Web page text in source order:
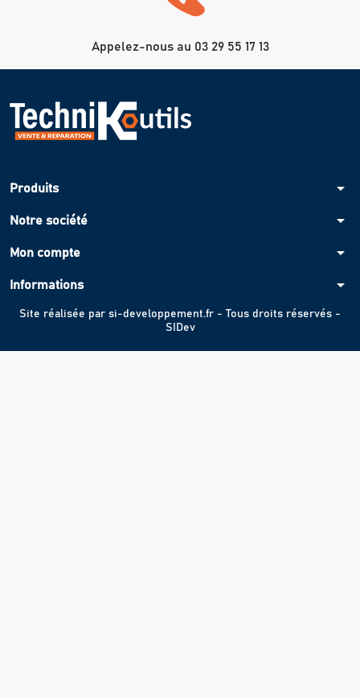
Appelez-nous au 03 29 55 17 13
Produits arrow_drop_down
Notre société arrow_drop_down
Mon compte arrow_drop_down
Informations arrow_drop_down
Site réalisée par si-developpement.fr - Tous droits réservés -
SIDev